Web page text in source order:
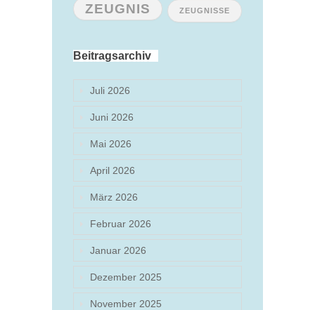
ZEUGNIS ZEUGNISSE
Beitragsarchiv
Juli 2026
Juni 2026
Mai 2026
April 2026
März 2026
Februar 2026
Januar 2026
Dezember 2025
November 2025